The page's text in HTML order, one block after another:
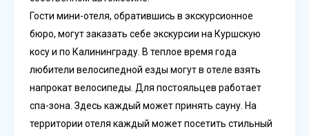
Гости мини-отеля, обратившись в экскурсионное
бюро, могут заказать себе экскурсии на Куршскую
косу и по Калининграду. В теплое время года
любители велосипедной езды могут в отеле взять
напрокат велосипеды. Для постояльцев работает
спа-зона. Здесь каждый может принять сауну. На
территории отеля каждый может посетить стильный